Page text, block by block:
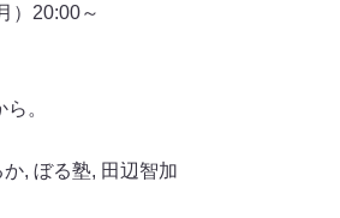
）20:00～
ら。
か, ぼる塾, 田辺智加